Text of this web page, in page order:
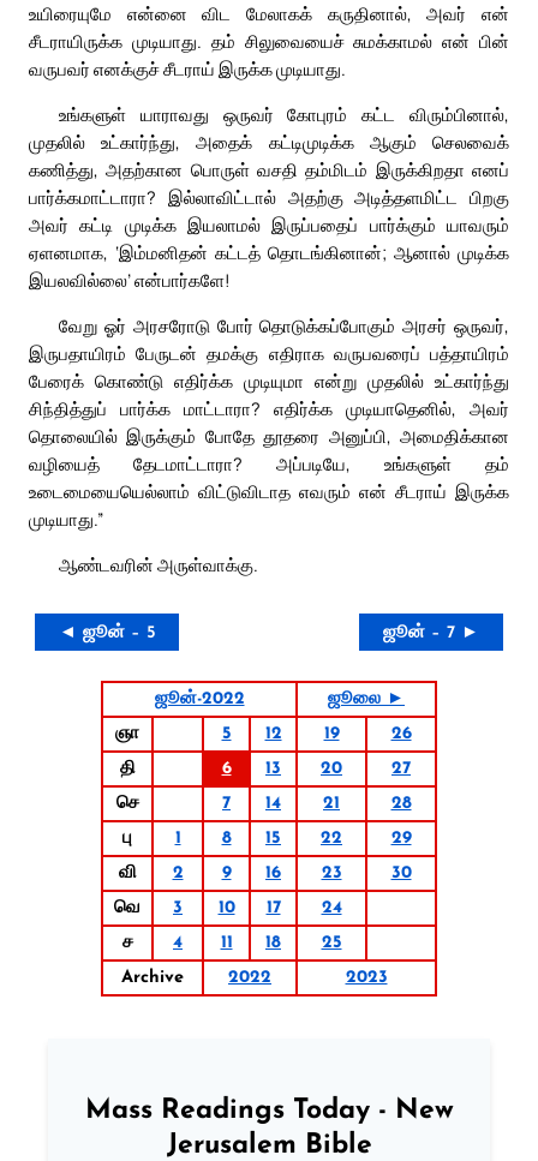
உயிரையுமே என்னை விட மேலாகக் கருதினால், அவர் என்
சீடராயிருக்க முடியாது. தம் சிலுவையைச் சுமக்காமல் என் பின்
வருபவர் எனக்குச் சீடராய் இருக்க முடியாது.
உங்களுள் யாராவது ஒருவர் கோபுரம் கட்ட விரும்பினால்,
முதலில் உட்கார்ந்து, அதைக் கட்டிமுடிக்க ஆகும் செலவைக்
கணித்து, அதற்கான பொருள் வசதி தம்மிடம் இருக்கிறதா எனப்
பார்க்கமாட்டாரா? இல்லாவிட்டால் அதற்கு அடித்தளமிட்ட பிறகு
அவர் கட்டி முடிக்க இயலாமல் இருப்பதைப் பார்க்கும் யாவரும்
ஏளனமாக, ‘இம்மனிதன் கட்டத் தொடங்கினான்; ஆனால் முடிக்க
இயலவில்லை’ என்பார்களே!
வேறு ஓர் அரசரோடு போர் தொடுக்கப்போகும் அரசர் ஒருவர்,
இருபதாயிரம் பேருடன் தமக்கு எதிராக வருபவரைப் பத்தாயிரம்
பேரைக் கொண்டு எதிர்க்க முடியுமா என்று முதலில் உட்கார்ந்து
சிந்தித்துப் பார்க்க மாட்டாரா? எதிர்க்க முடியாதெனில், அவர்
தொலையில் இருக்கும் போதே தூதரை அனுப்பி, அமைதிக்கான
வழியைத் தேடமாட்டாரா? அப்படியே, உங்களுள் தம்
உடைமையையெல்லாம் விட்டுவிடாத எவரும் என் சீடராய் இருக்க
முடியாது.”
ஆண்டவரின் அருள்வாக்கு.
◄ ஜூன் – 5 ஜூன் – 7 ►
ஜூன்-2022
ஜூலை ►
ஞா
5 12 19
26
தி
6 13 20
27
செ
7 14 21
28
பு
1 8 15 22
29
வி
2 9 16 23
30
வெ
3 10 17
24
ச
4 11 18
25
Archive
2022 2023
Mass Readings Today - New
Jerusalem Bible